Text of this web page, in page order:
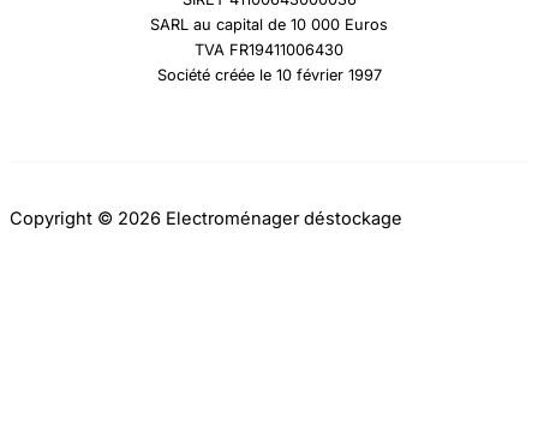
SARL au capital de 10 000 Euros
TVA FR19411006430
Société créée le 10 février 1997
Copyright © 2026 Electroménager déstockage